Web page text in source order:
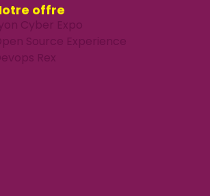
offre
Cyber Expo
Source Experience
Rex